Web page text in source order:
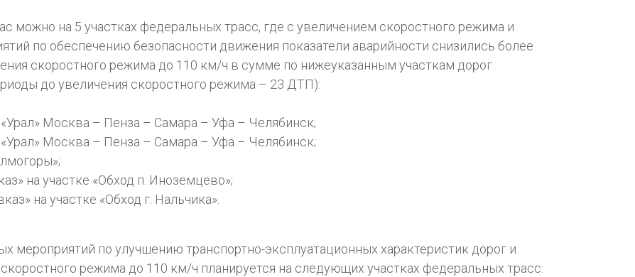
можно на 5 участках федеральных трасс, где с увеличением скоростного режима и
по обеспечению безопасности движения показатели аварийности снизились более
скоростного режима до 110 км/ч в сумме по нижеуказанным участкам дорог
до увеличения скоростного режима – 23 ДТП):
Москва – Пенза – Самара – Уфа – Челябинск;
Москва – Пенза – Самара – Уфа – Челябинск;
на участке «Обход п. Иноземцево»;
на участке «Обход г. Нальчика».
мероприятий по улучшению транспортно-эксплуатационных характеристик дорог и
режима до 110 км/ч планируется на следующих участках федеральных трасс: